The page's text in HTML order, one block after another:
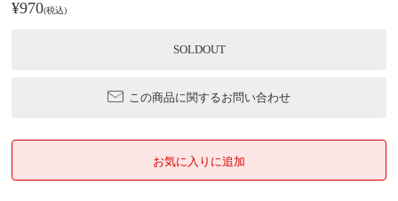
¥970(税込)
SOLDOUT
この商品に関するお問い合わせ